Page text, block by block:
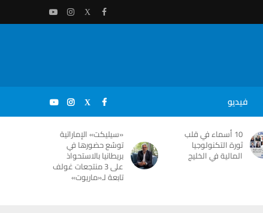
فيديو
10 أسماء في قلب
ثورة التكنولوجيا
المالية في الخليج
«سيليكت» الإماراتية
توسّع حضورها في
بريطانيا بالاستحواذ
على 3 منتجعات غولف
تابعة لـ«ماريوت»